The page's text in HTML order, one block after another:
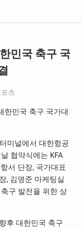
민국 축구 국
츠
한민국 축구 국가대
미널에서 대한항공
협약식에는 KFA
서 단장, 국가대표
, 김명준 마케팅실
구 발전을 위한 상
후 대한민국 축구